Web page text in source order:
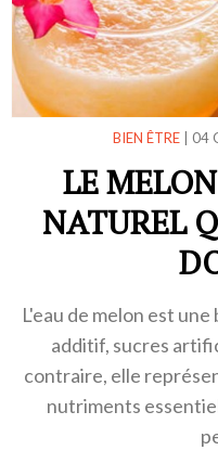
BIEN ÊTRE| 04
LE
NATUREL
L'eau de melon est
additif, sucres
contraire, elle
nutriments